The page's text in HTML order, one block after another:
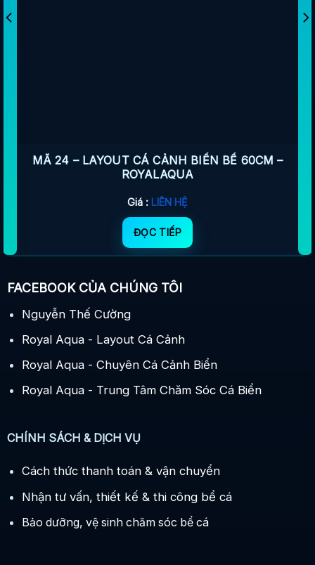
MÃ 24 – LAYOUT CÁ CẢNH BIỂN BỂ 60CM –
ROYALAQUA
Giá : LIÊN HỆ
ĐỌC TIẾP
FACEBOOK CỦA CHÚNG TÔI
Nguyễn Thế Cường
Royal Aqua - Layout Cá Cảnh
Royal Aqua - Chuyên Cá Cảnh Biển
Royal Aqua - Trung Tâm Chăm Sóc Cá Biển
CHÍNH SÁCH & DỊCH VỤ
Cách thức thanh toán & vận chuyển
Nhận tư vấn, thiết kế & thi công bể cá
Bảo dưỡng, vệ sinh chăm sóc bể cá